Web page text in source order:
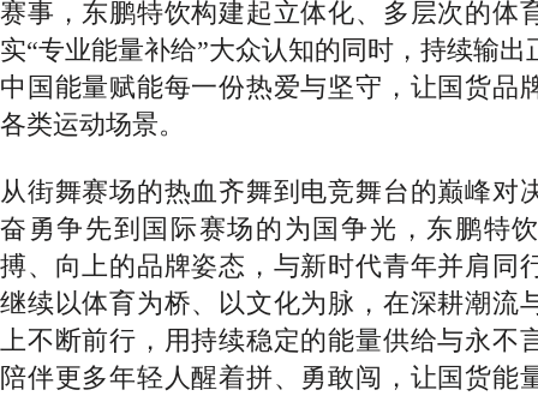
赛事，东鹏特饮构建起立体化、多层次的体
实“专业能量补给”大众认知的同时，持续输出
中国能量赋能每一份热爱与坚守，让国货品
各类运动场景。
从街舞赛场的热血齐舞到电竞舞台的巅峰对
奋勇争先到国际赛场的为国争光，东鹏特
搏、向上的品牌姿态，与新时代青年并肩同
继续以体育为桥、以文化为脉，在深耕潮流
上不断前行，用持续稳定的能量供给与永不
陪伴更多年轻人醒着拼、勇敢闯，让国货能